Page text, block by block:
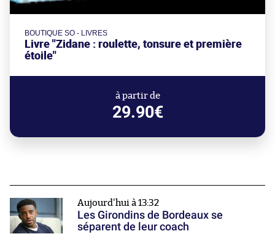
BOUTIQUE SO - LIVRES
Livre "Zidane : roulette, tonsure et première
étoile"
à partir de
29.90€
Aujourd'hui à 13:32
Les Girondins de Bordeaux se
séparent de leur coach